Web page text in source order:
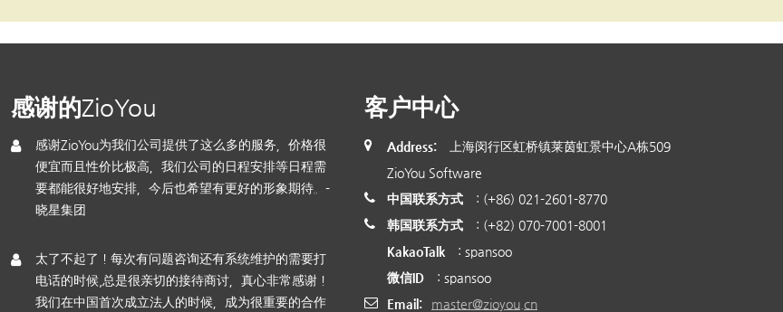
1998
感谢的ZioYou
感谢ZioYou为我们公司提供了这么多的服务，价格很
便宜而且性价比极高，我们公司的日程安排等日程需
要都能很好地安排，今后也希望有更好的形象期待。-
晓星集团
太了不起了！每次有问题咨询还有系统维护的需要打
电话的时候,总是很亲切的接待商讨，真心非常感谢！
我们在中国首次成立法人的时候，成为很重要的合作
客户中心
Address:
上海闵行区虹桥镇莱茵虹景中心A栋509
ZioYou Software
中国联系方式
: (+86) 021-2601-8770
韩国联系方式
: (+82) 070-7001-8001
KakaoTalk
: spansoo
微信ID
: spansoo
Email:
master@zioyou.cn